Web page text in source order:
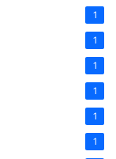
1
1
1
1
1
1